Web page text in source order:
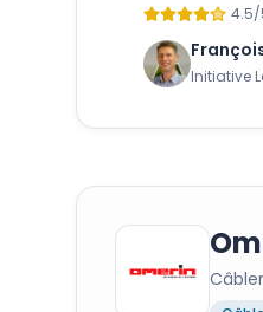
4.5/
Initiative